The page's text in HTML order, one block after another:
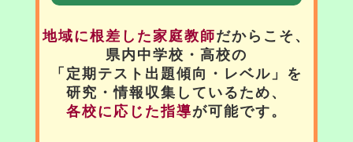
地域に根差した家庭教師だからこそ、
県内中学校・高校の
「定期テスト出題傾向・レベル」を
研究・情報収集しているため、
各校に応じた指導が可能です。